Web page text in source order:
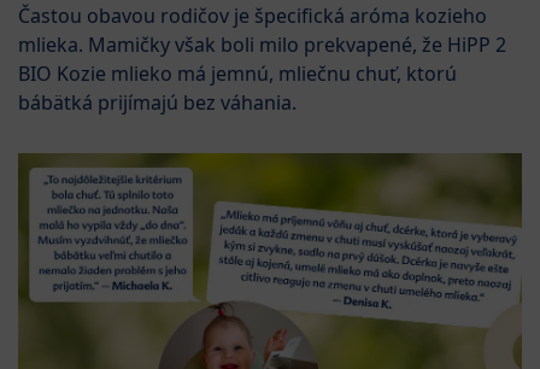
Častou obavou rodičov je špecifická aróma kozieho
mlieka. Mamičky však boli milo prekvapené, že HiPP 2
BIO Kozie mlieko má jemnú, mliečnu chuť, ktorú
bábätká prijímajú bez váhania.